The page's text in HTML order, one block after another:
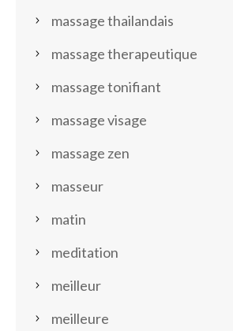
massage thailandais
massage therapeutique
massage tonifiant
massage visage
massage zen
masseur
matin
meditation
meilleur
meilleure